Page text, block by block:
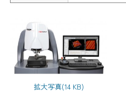
拡大写真(14 KB)